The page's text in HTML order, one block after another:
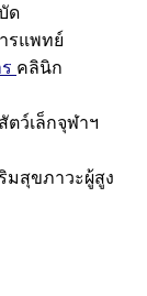
ด
รแพทย์
คลินิก
ตว์เล็กจุฬาฯ
มสุขภาวะผู้สูง